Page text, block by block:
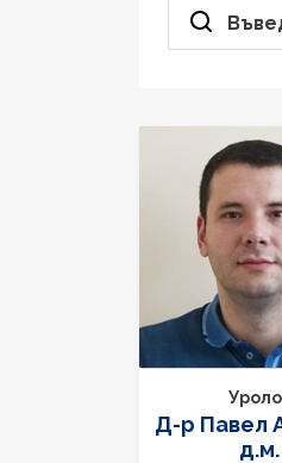
Д-р Павел
д.м.